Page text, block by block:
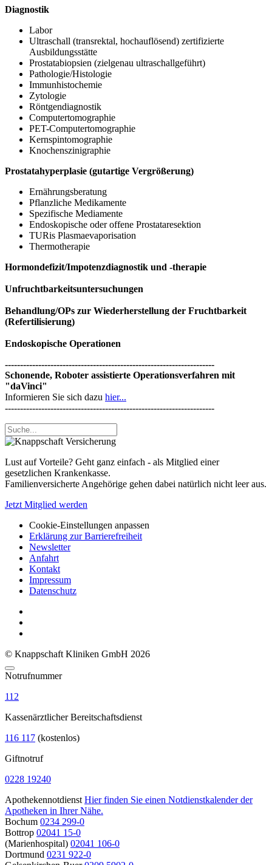
Diagnostik
Labor
Ultraschall (transrektal, hochauflösend) zertifizierte
Ausbildungsstätte
Prostatabiopsien (zielgenau ultraschallgeführt)
Pathologie/Histologie
Immunhistochemie
Zytologie
Röntgendiagnostik
Computertomographie
PET-Computertomographie
Kernspintomographie
Knochenszinigraphie
Prostatahyperplasie (gutartige Vergrößerung)
Ernährungsberatung
Pflanzliche Medikamente
Spezifische Mediamente
Endoskopische oder offene Prostataresektion
TURis Plasmaevaporisation
Thermotherapie
Hormondefizit/Impotenzdiagnostik und -therapie
Unfruchtbarkeitsuntersuchungen
Behandlung/OPs zur Wiederherstellung der Fruchtbarkeit
(Refertilisierung)
Endoskopische Operationen
---------------------------------------------------------------------
Schonende, Roboter assistierte Operationsverfahren mit
"daVinci"
Informieren Sie sich dazu hier...
---------------------------------------------------------------------
Lust auf Vorteile? Geht ganz einfach - als Mitglied einer
gesetzlichen Krankenkasse.
Familienversicherte Angehörige gehen dabei natürlich nicht leer aus.
Jetzt Mitglied werden
Cookie-Einstellungen anpassen
Erklärung zur Barrierefreiheit
Newsletter
Anfahrt
Kontakt
Impressum
Datenschutz
© Knappschaft Kliniken GmbH 2026
Notrufnummer
112
Kassenärztlicher Bereitschaftsdienst
116 117 (kostenlos)
Giftnotruf
0228 19240
Apothekennotdienst Hier finden Sie einen Notdienstkalender der
Apotheken in Ihrer Nähe.
Bochum 0234 299-0
Bottrop 02041 15-0
(Marienhospital) 02041 106-0
Dortmund 0231 922-0